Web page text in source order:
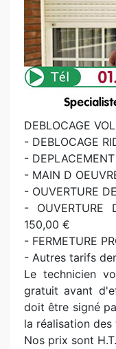
DEBLOCAGE
- DEBLOCAGE
-
- MAIN D
- OUVERTURE
- OUVERTURE
150,00 €
- FERMETURE
- Autres tarifs
Le technicien
gratuit avant
doit être signé
la réalisation des
Nos prix sont H.T.